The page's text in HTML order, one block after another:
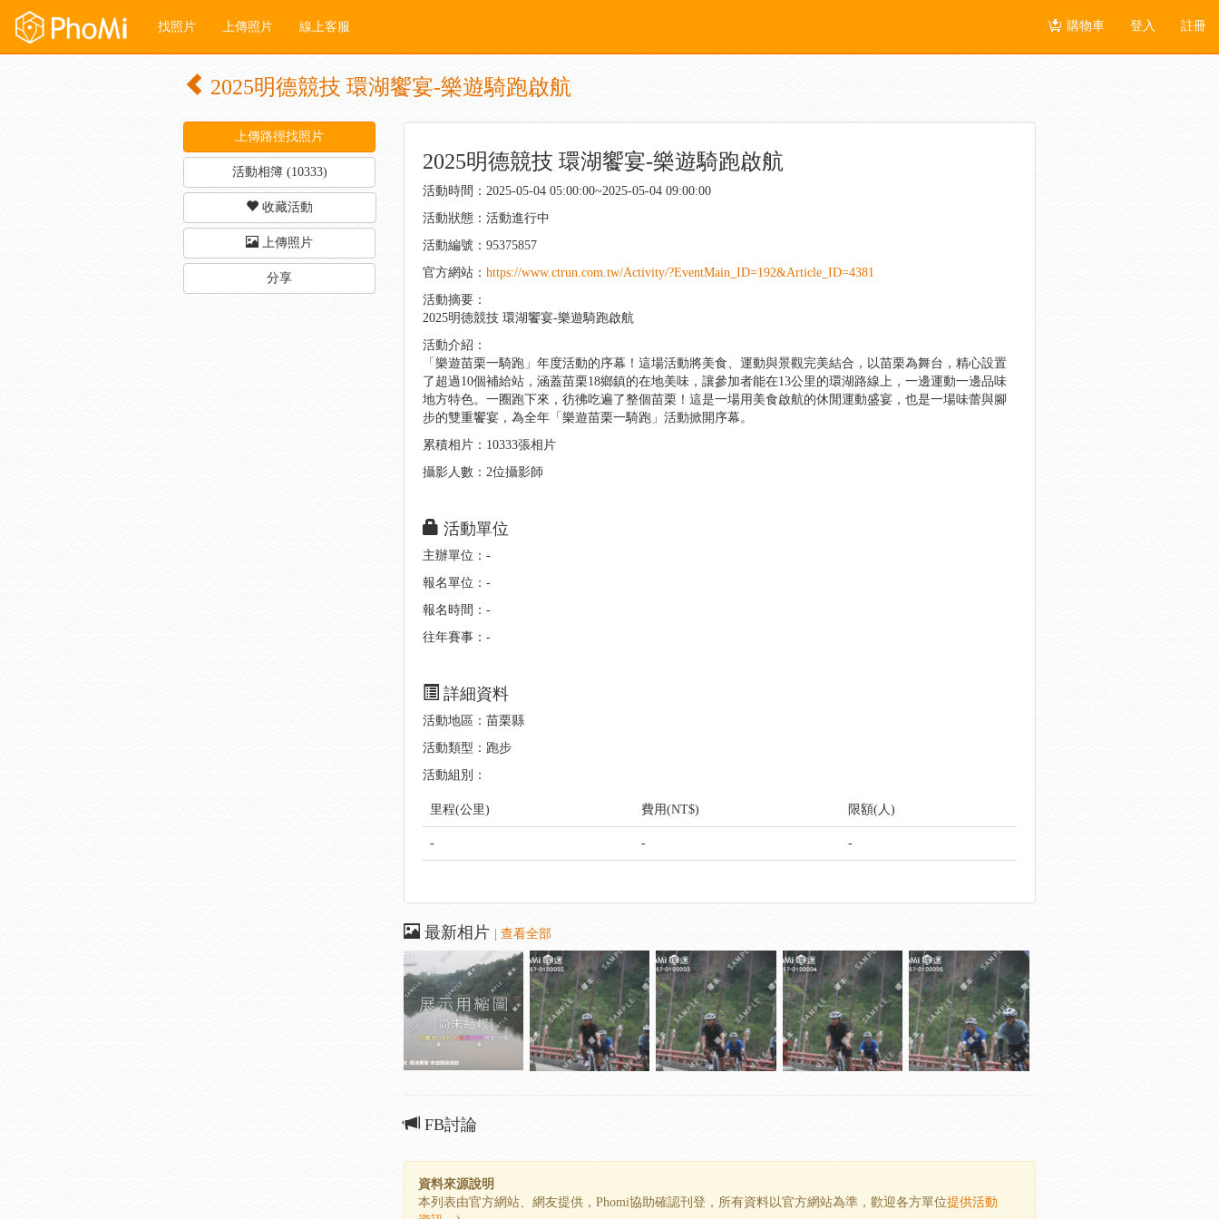
找照片 上傳照片 線上客服 購物車 登入 註冊
2025明德競技 環湖饗宴-樂遊騎跑啟航
上傳路徑找照片
活動相簿 (10333)
收藏活動
上傳照片
分享
2025明德競技 環湖饗宴-樂遊騎跑啟航
活動時間：2025-05-04 05:00:00~2025-05-04 09:00:00
活動狀態：活動進行中
活動編號：95375857
官方網站： https://www.ctrun.com.tw/Activity/?EventMain_ID=192&Article_ID=4381
活動摘要：
2025明德競技 環湖饗宴-樂遊騎跑啟航
活動介紹：
「樂遊苗栗一騎跑」年度活動的序幕！這場活動將美食、運動與景觀完美結合，以苗栗為舞台，精心設置
了超過10個補給站，涵蓋苗栗18鄉鎮的在地美味，讓參加者能在13公里的環湖路線上，一邊運動一邊品味
地方特色。一圈跑下來，彷彿吃遍了整個苗栗！這是一場用美食啟航的休閒運動盛宴，也是一場味蕾與腳
步的雙重饗宴，為全年「樂遊苗栗一騎跑」活動掀開序幕。
累積相片：10333張相片
攝影人數：2位攝影師
活動單位
主辦單位：-
報名單位：-
報名時間：-
往年賽事：-
詳細資料
活動地區：苗栗縣
活動類型：跑步
活動組別：
里程(公里) 費用(NT$) 限額(人)
- - -
最新相片 查看全部
FB討論
資料來源說明
本列表由官方網站、網友提供，Phomi協助確認刊登，所有資料以官方網站為準，歡迎各方單位提供活動